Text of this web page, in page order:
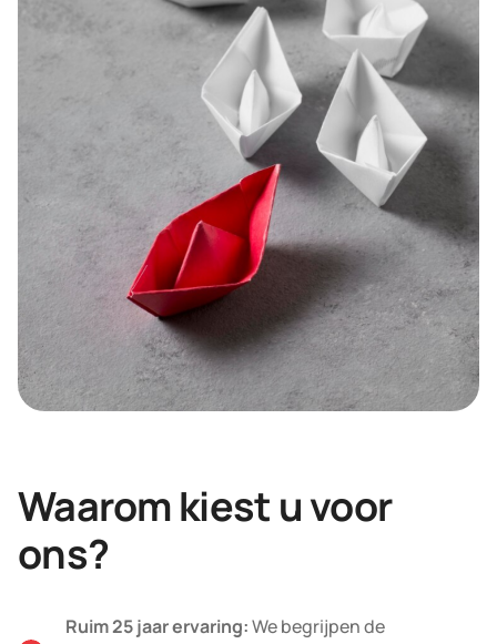
Waarom kiest u voor
ons?
Ruim 25 jaar ervaring:We begrijpen de